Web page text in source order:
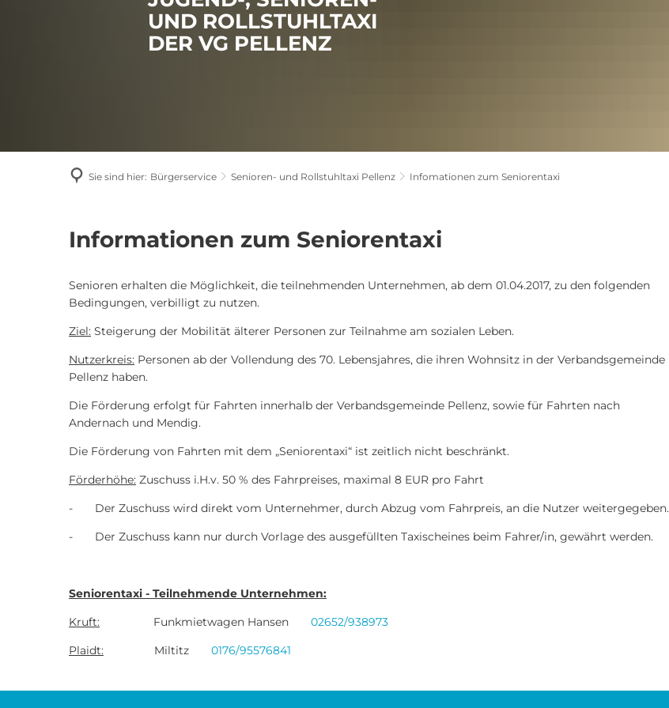
UND ROLLSTUHLTAXI
DER VG PELLENZ
Sie sind hier: Bürgerservice Senioren- und Rollstuhltaxi Pellenz Infomationen zum Seniorentaxi
Infomationen
Seniorentaxi
Informationen zum Seniorentaxi
Senioren erhalten die Möglichkeit, die teilnehmenden Unternehmen, ab dem 01.04.2017, zu den folgenden
Bedingungen, verbilligt zu nutzen.
Ziel: Steigerung der Mobilität älterer Personen zur Teilnahme am sozialen Leben.
Nutzerkreis: Personen ab der Vollendung des 70. Lebensjahres, die ihren Wohnsitz in der Verbandsgemeinde
Pellenz haben.
Die Förderung erfolgt für Fahrten innerhalb der Verbandsgemeinde Pellenz, sowie für Fahrten nach
Andernach und Mendig.
Die Förderung von Fahrten mit dem „Seniorentaxi“ ist zeitlich nicht beschränkt.
Förderhöhe: Zuschuss i.H.v. 50 % des Fahrpreises, maximal 8 EUR pro Fahrt
- Der Zuschuss wird direkt vom Unternehmer, durch Abzug vom Fahrpreis, an die Nutzer weitergegeben.
- Der Zuschuss kann nur durch Vorlage des ausgefüllten Taxischeines beim Fahrer/in, gewährt werden.
Seniorentaxi - Teilnehmende Unternehmen:
Kruft: Funkmietwagen Hansen 02652/938973
Plaidt: Miltitz 0176/95576841